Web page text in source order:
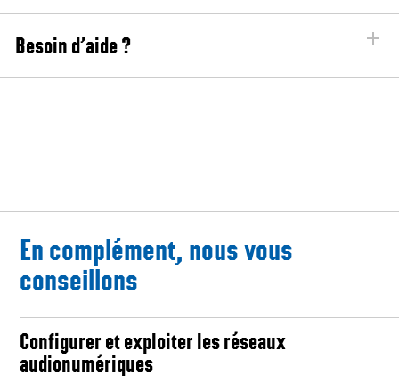
Besoin d’aide ?
En complément, nous vous
conseillons
Configurer et exploiter les réseaux
audionumériques